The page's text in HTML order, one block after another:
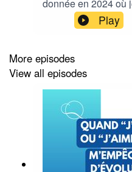
donnée en 2024 où
et de ce qu'il se
espace de
prête à aller de
tout celales limites
pas maîtrisée ....📩
infolettremusique
vous souhaitez
avec le monde,
Play
More episodes
View all episodes